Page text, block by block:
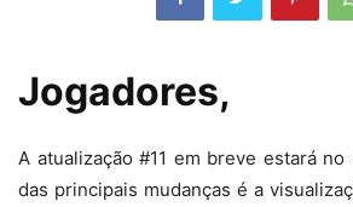
Jogadores,
A atualização #11 em breve estará
das principais mudanças é a